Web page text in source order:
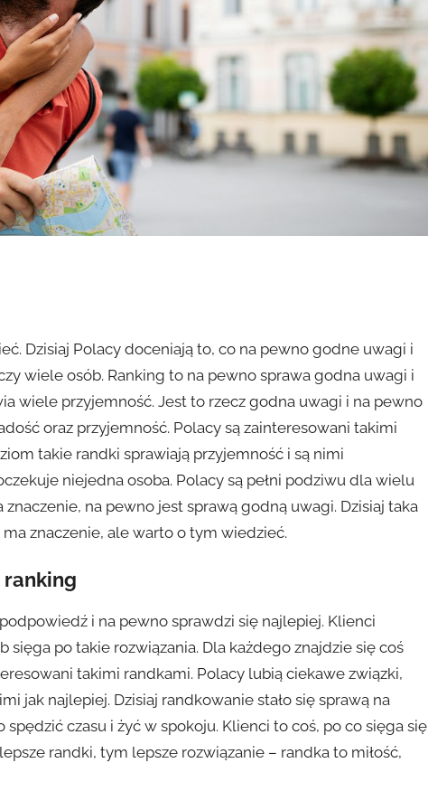
Dzisiaj Polacy doceniają to, co na pewno godne uwagi i
wiele osób. Ranking to na pewno sprawa godna uwagi i
wiele przyjemność. Jest to rzecz godna uwagi i na pewno
oraz przyjemność. Polacy są zainteresowani takimi
takie randki sprawiają przyjemność i są nimi
niejedna osoba. Polacy są pełni podziwu dla wielu
na pewno jest sprawą godną uwagi. Dzisiaj taka
znaczenie, ale warto o tym wiedzieć.
ranking
i na pewno sprawdzi się najlepiej. Klienci
po takie rozwiązania. Dla każdego znajdzie się coś
takimi randkami. Polacy lubią ciekawe związki,
jak najlepiej. Dzisiaj randkowanie stało się sprawą na
czasu i żyć w spokoju. Klienci to coś, po co sięga się
randki, tym lepsze rozwiązanie – randka to miłość,